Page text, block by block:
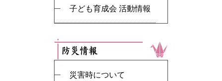
子ども育成会 活動情報
災害時について